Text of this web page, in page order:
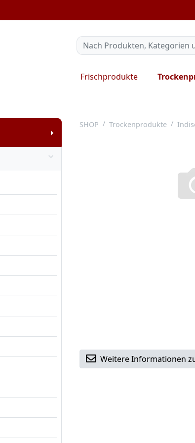
Frischprodukte
SHOP Trockenprodukte
Weitere Informationen